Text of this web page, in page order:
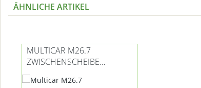
ÄHNLICHE ARTIKEL
MULTICAR M26.7
ZWISCHENSCHEIBE
(WASSERPUMPE /
LÜFTERRAD)